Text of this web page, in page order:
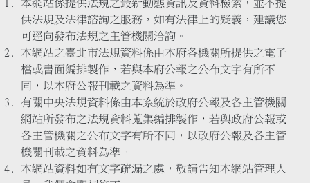
本網站係提供法規之最新動態資訊及資料檢索，並不提
供法規及法律諮詢之服務，如有法律上的疑義，建議您
可逕向發布法規之主管機關洽詢。
本網站之臺北市法規資料係由本府各機關所提供之電子
檔或書面編排製作，若與本府公報之公布文字有所不
同，以本府公報刊載之資料為準。
有關中央法規資料係由本系統於政府公報及各主管機關
網站所發布之法規資料蒐集編排製作，若與政府公報或
各主管機關之公布文字有所不同，以政府公報及各主管
機關刊載之資料為準。
本網站資料如有文字疏漏之處，敬請告知本網站管理人